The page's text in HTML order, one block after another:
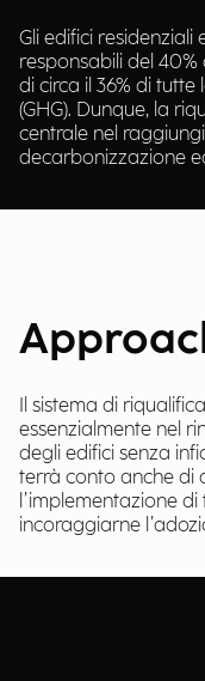
Gli edifici
responsabili del
di circa il 36% di
(GHG). Dunque, la
centrale nel
decarbonizzazione
Il sistema di
essenzialmente nel
degli edifici senza
terrà conto anche di
l’implementazione
incoraggiarne